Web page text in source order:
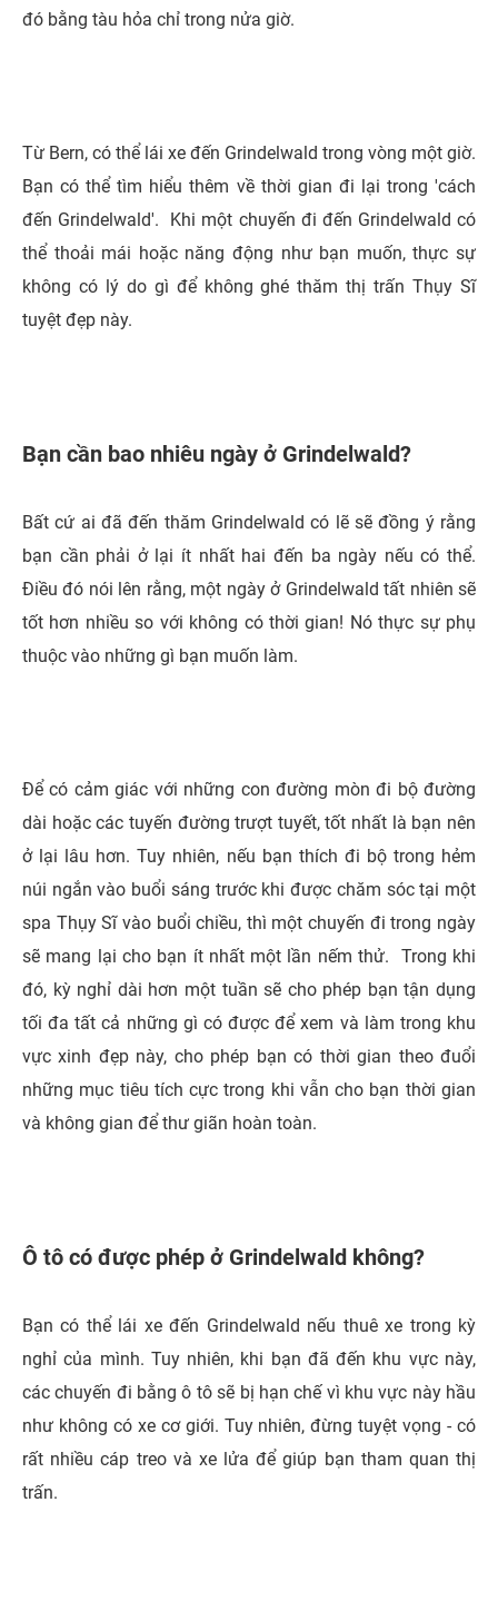
đó bằng tàu hỏa chỉ trong nửa giờ.
Từ Bern, có thể lái xe đến Grindelwald trong vòng một giờ.
Bạn có thể tìm hiểu thêm về thời gian đi lại trong 'cách
đến Grindelwald'. Khi một chuyến đi đến Grindelwald có
thể thoải mái hoặc năng động như bạn muốn, thực sự
không có lý do gì để không ghé thăm thị trấn Thụy Sĩ
tuyệt đẹp này.
Bạn cần bao nhiêu ngày ở Grindelwald?
Bất cứ ai đã đến thăm Grindelwald có lẽ sẽ đồng ý rằng
bạn cần phải ở lại ít nhất hai đến ba ngày nếu có thể.
Điều đó nói lên rằng, một ngày ở Grindelwald tất nhiên sẽ
tốt hơn nhiều so với không có thời gian! Nó thực sự phụ
thuộc vào những gì bạn muốn làm.
Để có cảm giác với những con đường mòn đi bộ đường
dài hoặc các tuyến đường trượt tuyết, tốt nhất là bạn nên
ở lại lâu hơn. Tuy nhiên, nếu bạn thích đi bộ trong hẻm
núi ngắn vào buổi sáng trước khi được chăm sóc tại một
spa Thụy Sĩ vào buổi chiều, thì một chuyến đi trong ngày
sẽ mang lại cho bạn ít nhất một lần nếm thử. Trong khi
đó, kỳ nghỉ dài hơn một tuần sẽ cho phép bạn tận dụng
tối đa tất cả những gì có được để xem và làm trong khu
vực xinh đẹp này, cho phép bạn có thời gian theo đuổi
những mục tiêu tích cực trong khi vẫn cho bạn thời gian
và không gian để thư giãn hoàn toàn.
Ô tô có được phép ở Grindelwald không?
Bạn có thể lái xe đến Grindelwald nếu thuê xe trong kỳ
nghỉ của mình. Tuy nhiên, khi bạn đã đến khu vực này,
các chuyến đi bằng ô tô sẽ bị hạn chế vì khu vực này hầu
như không có xe cơ giới. Tuy nhiên, đừng tuyệt vọng - có
rất nhiều cáp treo và xe lửa để giúp bạn tham quan thị
trấn.